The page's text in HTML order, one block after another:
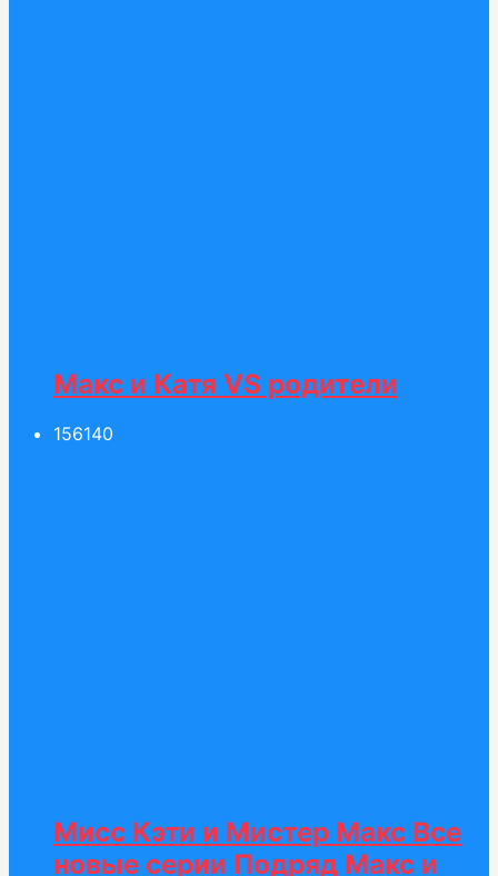
Макс и Катя VS родители
156140
Мисс Кэти и Мистер Макс Все
новые серии Подряд Макс и